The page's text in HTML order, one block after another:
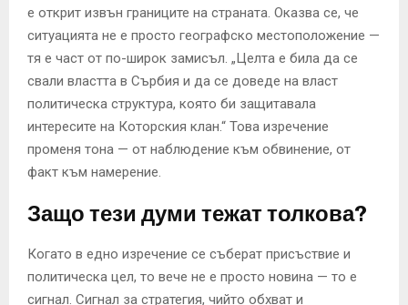
е открит извън границите на страната. Оказва се, че
ситуацията не е просто географско местоположение —
тя е част от по-широк замисъл. „Целта е била да се
свали властта в Сърбия и да се доведе на власт
политическа структура, която би защитавала
интересите на Которския клан.“ Това изречение
променя тона — от наблюдение към обвинение, от
факт към намерение.
Защо тези думи тежат толкова?
Когато в едно изречение се съберат присъствие и
политическа цел, то вече не е просто новина — то е
сигнал. Сигнал за стратегия, чийто обхват и